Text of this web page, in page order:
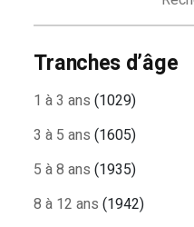
Tranches d’âge
1 à 3 ans (1029)
3 à 5 ans (1605)
5 à 8 ans (1935)
8 à 12 ans (1942)